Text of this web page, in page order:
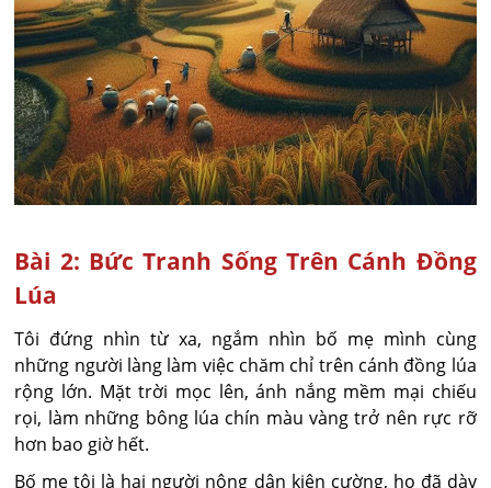
Bài 2: Bức Tranh Sống Trên Cánh Đồng
Lúa
Tôi đứng nhìn từ xa, ngắm nhìn bố mẹ mình cùng
những người làng làm việc chăm chỉ trên cánh đồng lúa
rộng lớn. Mặt trời mọc lên, ánh nắng mềm mại chiếu
rọi, làm những bông lúa chín màu vàng trở nên rực rỡ
hơn bao giờ hết.
Bố mẹ tôi là hai người nông dân kiên cường, họ đã dày